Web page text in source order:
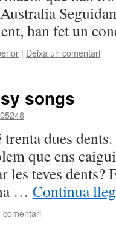
han fet un
| Deixa un comentari
songs
dues
que ens
les teves
… Continua
comentari